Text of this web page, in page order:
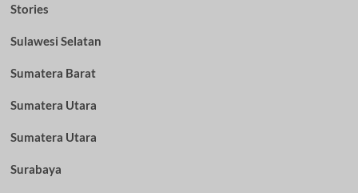
Stories
Sulawesi Selatan
Sumatera Barat
Sumatera Utara
Sumatera Utara
Surabaya